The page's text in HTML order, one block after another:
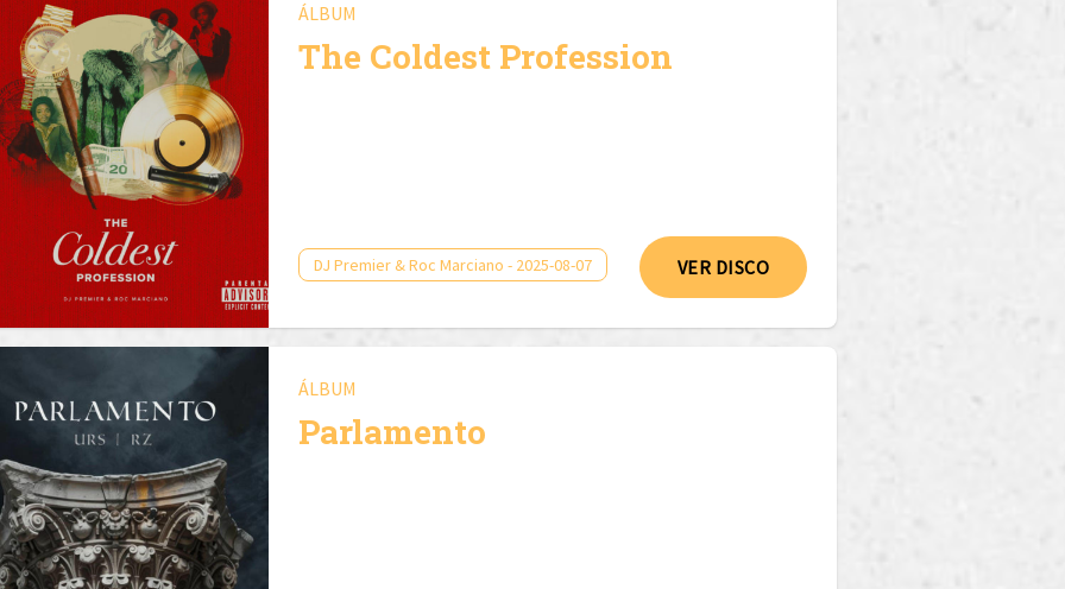
ÁLBUM
The Coldest Profession
DJ Premier & Roc Marciano - 2025-08-07 VER DISCO
ÁLBUM
Parlamento